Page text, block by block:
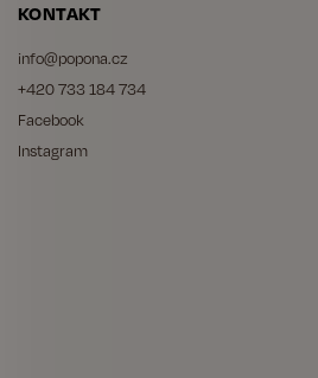
KONTAKT
info@popona.cz
+420 733 184 734
Facebook
Instagram